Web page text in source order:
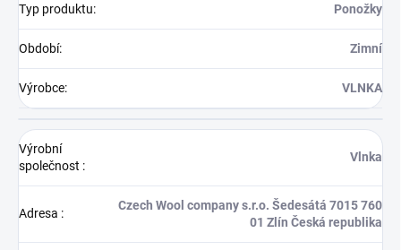
Typ produktu: Ponožky
Období: Zimní
Výrobce: VLNKA
Výrobní
společnost :
Vlnka
Adresa :
Czech Wool company s.r.o. Šedesátá 7015 760
01 Zlín Česká republika